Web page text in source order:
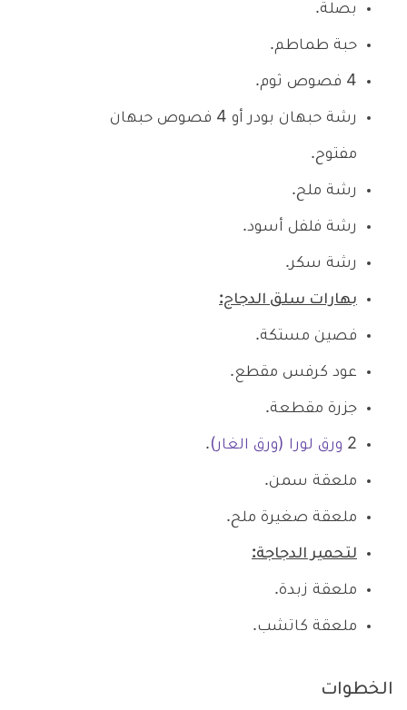
بصلة.
حبة طماطم.
4 فصوص ثوم.
رشة حبهان بودر أو 4 فصوص حبهان
مفتوح.
رشة ملح.
رشة فلفل أسود.
رشة سكر.
بهارات سلق الدجاج:
فصين مستكة.
عود كرفس مقطع.
جزرة مقطعة.
2 ورق لورا (ورق الغار).
ملعقة سمن.
ملعقة صغيرة ملح.
لتحمير الدجاجة:
ملعقة زبدة.
ملعقة كاتشب.
الخطوات